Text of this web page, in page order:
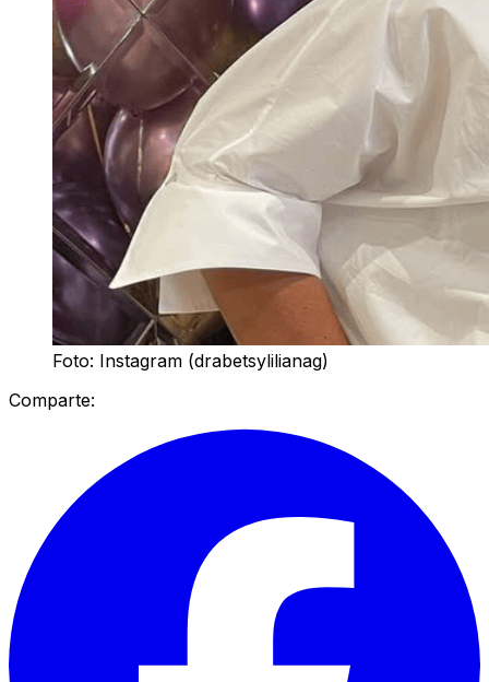
Foto: Instagram (drabetsylilianag)
Comparte: